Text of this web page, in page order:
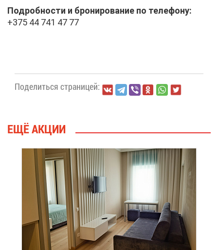
По­дроб­но­сти и бро­ни­ро­ва­ние по те­ле­фо­ну:
+375 44 741 47 77
По­де­лить­ся стра­ни­цей:
ЕЩЁ АК­ЦИИ